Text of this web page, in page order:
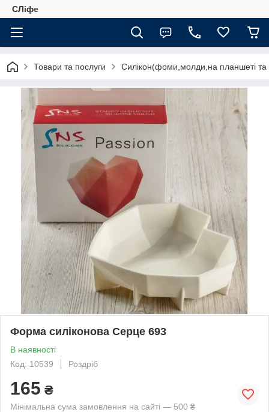
СЛіфе
Товари та послуги Силікон(фоми,молди,на планшеті та
Форма силіконова Серце 693
В наявності
Код: 10539
Роздріб
165 ₴
Мінімальна сума замовлення на сайті — 500 ₴